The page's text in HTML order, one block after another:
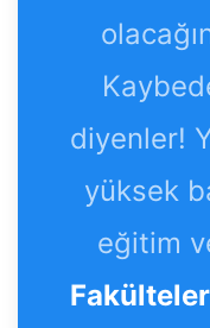
diyenler!
yüksek
eğitim